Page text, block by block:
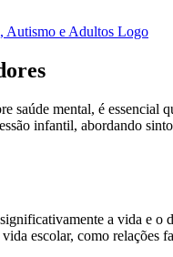
mental, é essencial
infantil, abordando
a vida e
escolar, como relações